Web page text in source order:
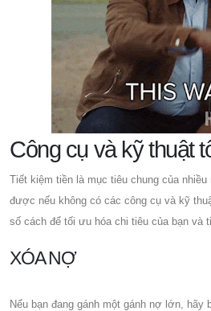
Công cụ và kỹ thuật
Tiết kiệm tiền là mục tiêu chung của
được nếu không có các công cụ và kỹ
số cách để tối ưu hóa chi tiêu của bạn và
XÓA NỢ
Nếu bạn đang gánh một gánh nợ lớn, hãy